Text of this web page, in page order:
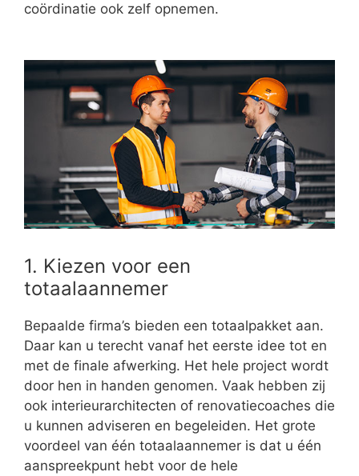
coördinatie ook zelf opnemen.
1. Kiezen voor een
totaalaannemer
Bepaalde firma’s bieden een totaalpakket aan.
Daar kan u terecht vanaf het eerste idee tot en
met de finale afwerking. Het hele project wordt
door hen in handen genomen. Vaak hebben zij
ook interieurarchitecten of renovatiecoaches die
u kunnen adviseren en begeleiden. Het grote
voordeel van één totaalaannemer is dat u één
aanspreekpunt hebt voor de hele